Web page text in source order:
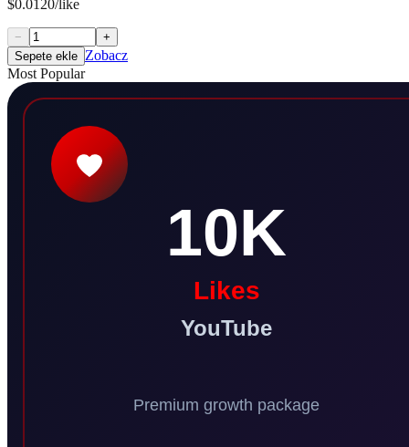
$0.0120/like
−
+
Sepete ekle Zobacz
Most Popular